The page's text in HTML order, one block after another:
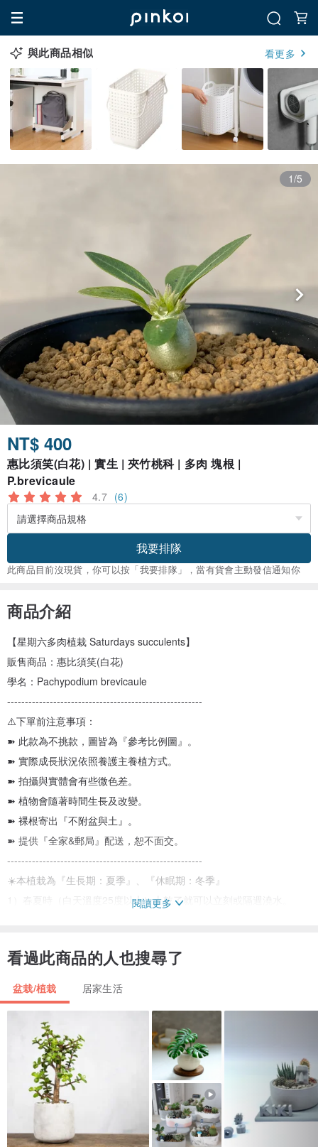
與此商品相似 看更多
1/5
NT$ 400
惠比須笑(白花) | 實生 | 夾竹桃科 | 多肉 塊根 |
P.brevicaule
4.7 (6)
我要排隊
此商品目前沒現貨，你可以按「我要排隊」，當有貨會主動發信通知你
商品介紹
【星期六多肉植栽 Saturdays succulents】
販售商品：惠比須笑(白花)
學名：Pachypodium brevicaule
-------------------------------------------------------
⚠️下單前注意事項：
➽ 此款為不挑款，圖皆為『參考比例圖』。
➽ 實際成長狀況依照養護主養植方式。
➽ 拍攝與實體會有些微色差。
➽ 植物會隨著時間生長及改變。
➽ 裸根寄出『不附盆與土』。
➽ 提供『全家&郵局』配送，恕不面交。
-------------------------------------------------------
☀️本植栽為『生長期：夏季』、『休眠期：冬季』
1）春夏時（白天溫度25度以上）土乾了就可以立刻或隔週澆水。
1）使用適合植栽的介質(土)種植，如果不確定請參考我們的介質(土)
調配的文章。
2）種好之後，立刻澆水，並放置『有風吹的地方』。
3）由於尚未長根，務必避免中午及午後的強光直曬，應放置明亮風吹
處，至少一個月。
4）如果植栽剛好是處於『休眠期』，請澆完第一次水，待介質(土)全
乾後，就可斷水直到生長期到來。於『休眠期』過程中，都放置於
『散光通風處』。若是屬於夏型植栽可用透明塑膠杯蓋住保持溫度。
閱讀更多
看過此商品的人也搜尋了
盆栽/植栽 居家生活